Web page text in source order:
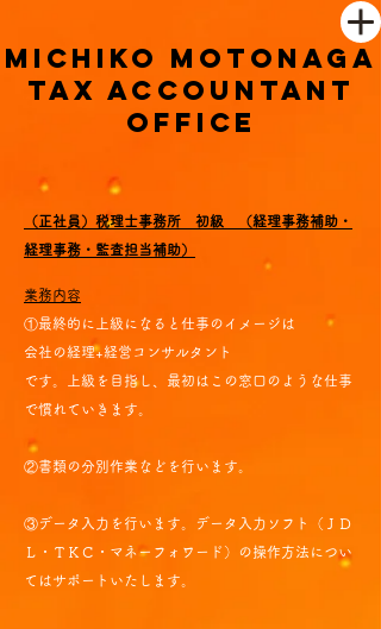
michiko motonaga
tax accountant
office
（正社員）税理士事務所 初級 （経理事務補助・
経理事務・監査担当補助）
業務内容
①最終的に上級になると仕事のイメージは
会社の経理+経営コンサルタント
です。上級を目指し、最初はこの窓口のような仕事
で慣れていきます。
②書類の分別作業などを行います。
③データ入力を行います。データ入力ソフト（ＪＤ
Ｌ・ＴＫＣ・マネーフォワード）の操作方法につい
てはサポ ートいたします。